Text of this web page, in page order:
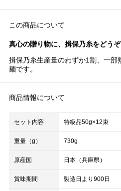
この商品について
真心の贈り物に、揖保乃糸をどうぞ
揖保乃糸生産量のわずか1割、一部
麺です。
商品情報について
セット内容 特級品50g×12束
重量（g） 730g
原産国 日本（兵庫県）
賞味期間 製造日より900日